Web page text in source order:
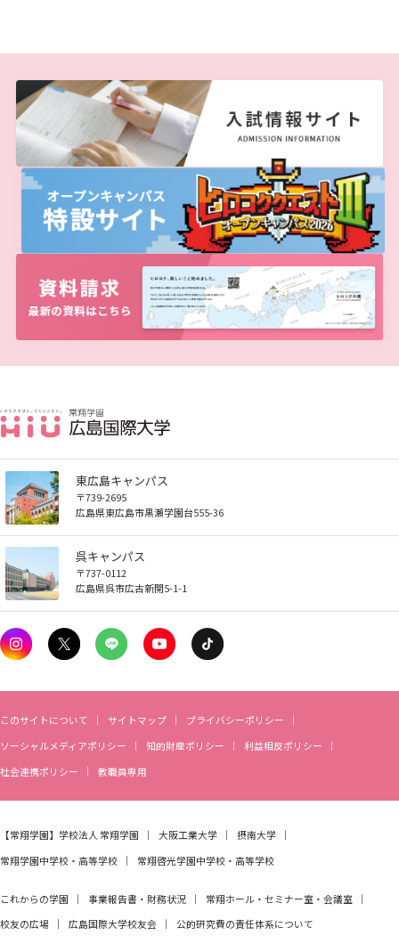
カリキュラム・ポリシー（2015年度以前入学生）
カリキュラム・ポリシー（大学院対象）
大学院ディプロマ・ポリシー（2024年度入学生）
大学院ディプロマ・ポリシー（2021～2023年度入
学生）
大学院ディプロマ・ポリシー（2020年度以前入学
生）
UI（ユニバーシティ・アイデンティティ）
学園・姉妹校のご案内
臨床教授制度について
大学機関別認証評価
薬学部薬学科の自己点検・評価について
理学療法士・作業療法士教員資格及び教育内容等の
自己評価書
大学院実践臨床心理学専攻 自己点検・評価報告書
大学院薬学研究科 自己点検・評価報告書
文部科学省への設置認可・届出書類・履行状況報
告書
高等教育の修学支援新制度
ガバナンス・コード
受講生授業アンケート結果
卒業生・進路先 調査結果
呉キャンパス
講座のご案内
広国ドリル
入学予定者へのお知らせ
合格者の方へのメッセージ
入学準備学習プログラム
感染予防にかかる抗体価検査について
ビジュランクラウド
広国IPEとは
広国IPEの授業について
広国IPE用語集
情報メディアラーニングセンター
情報端末の必携化について
ICTサポート
図書館
図書館概要
利用案内
利用案内（学外利用者）
電子ブックをさがす
電子ジャーナルをさがす
学外からのつかいかた
看護師・保健師国家試験対策
活動とイベント
学生図書委員の活動
よくある質問
図書館だより『Library News』
情報センター
学内ネットワークの概要
東広島キャンパス
学内向け専用ページ
広国ポータルサイト
広国LMS
ラーニング・コモンズ
トレーニングルーム
研究情報の公開について（オプトアウト）
広国市民大学
広国市民大学とは
広国市民大学（市民カレッジ）学生募集
広国市民大学（地域交流カレッジ）学生募集
広国市民大学 過去の開講コース
しあわせ健康センター
大学見学・体験をご希望の方（一般の団体様）
地域連携に関するご意見募集
2011
2010
2009
東広島キャンパス
〒739-2695
広島県東広島市黒瀬学園台555-36
呉キャンパス
〒737-0112
広島県呉市広古新開5-1-1
このサイトについて サイトマップ
プライバシーポリシー
ソーシャルメディアポリシー
知的財産ポリシー
利益相反ポリシー
社会連携ポリシー
教職員専用
【常翔学園】 学校法人 常翔学園 大阪工業大学
摂南大学
常翔学園中学校・高等学校
常翔啓光学園中学校・高等学校
これからの学園 事業報告書・財務状況
常翔ホール・セミナー室・会議室
校友の広場
広島国際大学校友会 公的研究費の責任体系について